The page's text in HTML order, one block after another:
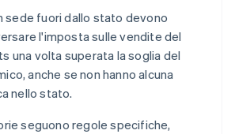
sede fuori dallo stato devono
l'imposta sulle vendite del
una volta superata la soglia del
anche se non hanno alcuna
nello stato.
seguono regole specifiche,